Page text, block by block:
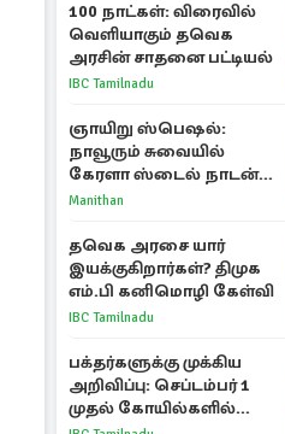
100 நாட்கள்: விரைவில்
வெளியாகும் தவெக
அரசின் சாதனை பட்டியல்
IBC Tamilnadu
ஞாயிறு ஸ்பெஷல்:
நாவூரும் சுவையில்
கேரளா ஸ்டைல் நாடன்
சிக்கன் குழம்பு ரெசிபி!
Manithan
தவெக அரசை யார்
இயக்குகிறார்கள்? திமுக
எம்.பி கனிமொழி கேள்வி
IBC Tamilnadu
பக்தர்களுக்கு முக்கிய
அறிவிப்பு: செப்டம்பர் 1
முதல் கோயில்களில்